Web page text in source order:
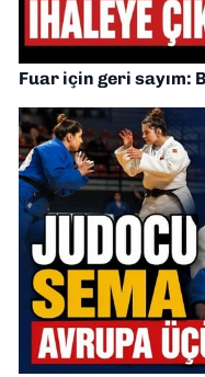
Fuar için geri sayım: